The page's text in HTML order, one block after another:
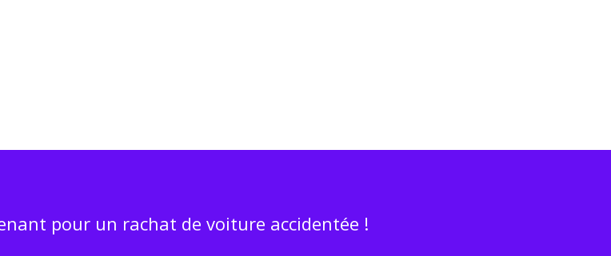
pour un rachat de voiture accidentée !